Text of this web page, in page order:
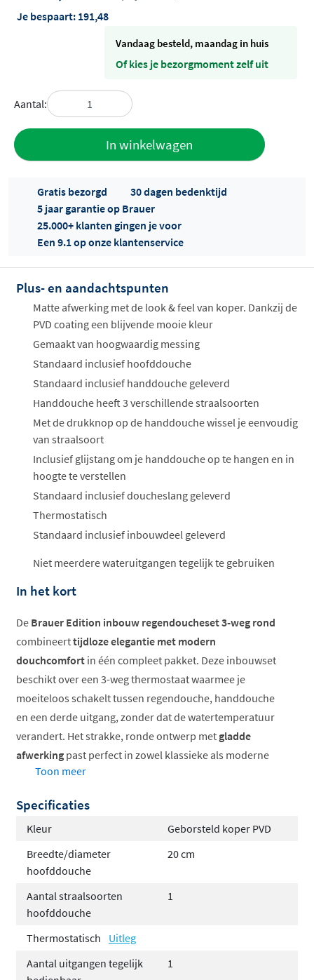
Je bespaart: 191,48
vandaag besteld, maandag in huis
Of kies je bezorgmoment zelf uit
Aantal:
In winkelwagen
Offertes
ophalen...
Gratis bezorgd
30 dagen bedenktijd
5 jaar garantie op Brauer
25.000+ klanten gingen je voor
Een 9.1 op onze klantenservice
Plus- en aandachtspunten
Matte afwerking met de look & feel van koper. Dankzij de
PVD coating een blijvende mooie kleur
Gemaakt van hoogwaardig messing
Standaard inclusief hoofddouche
Standaard inclusief handdouche geleverd
Handdouche heeft 3 verschillende straalsoorten
Met de drukknop op de handdouche wissel je eenvoudig
van straalsoort
Inclusief glijstang om je handdouche op te hangen en in
hoogte te verstellen
Standaard inclusief doucheslang geleverd
Thermostatisch
Standaard inclusief inbouwdeel geleverd
Niet meerdere wateruitgangen tegelijk te gebruiken
In het kort
De Brauer Edition inbouw regendoucheset 3-weg rond
combineerttijdloze elegantie met modern
douchcomfort in één compleet pakket. Deze inbouwset
beschikt over een 3-weg thermostaat waarmee je
moeiteloos schakelt tussen regendouche, handdouche
en een derde uitgang, zonder dat de watertemperatuur
verandert. Het strakke, ronde ontwerp met gladde
afwerking past perfect in zowel klassieke als moderne
badkamers.
Compleet thermostatisch inbouwsysteem
Elegant rond design met gladde knoppen
Ruime kleurkeuze in diverse afwerkingen
Samenstellen naar eigen wens
Met deze regendoucheset kun je jouw ideale
doucheoplossing samenstellen. Kies uit een
Toon meer
Specificaties
Kleur
Geborsteld koper PVD
Breedte/diameter
hoofddouche
20 cm
Aantal straalsoorten
hoofddouche
1
Thermostatisch
Uitleg
Aantal uitgangen tegelijk
1